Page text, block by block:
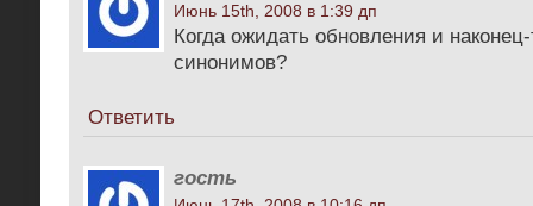
Июнь 15th, 2008 в 1:39 дп
Когда ожидать обновления и
синонимов?
Ответить
гость